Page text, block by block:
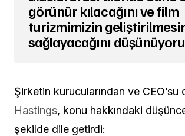
görünür kılacağını ve film
turizmimizin
sağlayacağını
Şirketin kurucularından ve CEO’su
Hastings, konu hakkındaki
şekilde dile getirdi: